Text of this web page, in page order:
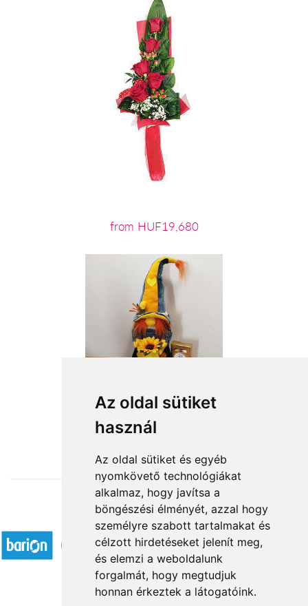
Az oldal sütiket
használ
Az oldal sütiket és egyéb
nyomkövető technológiákat
alkalmaz, hogy javítsa a
böngészési élményét, azzal hogy
személyre szabott tartalmakat és
célzott hirdetéseket jelenít meg,
és elemzi a weboldalunk
forgalmát, hogy megtudjuk
honnan érkeztek a látogatóink.
from HUF19,680
from HUF18,360
Accepted payment methods